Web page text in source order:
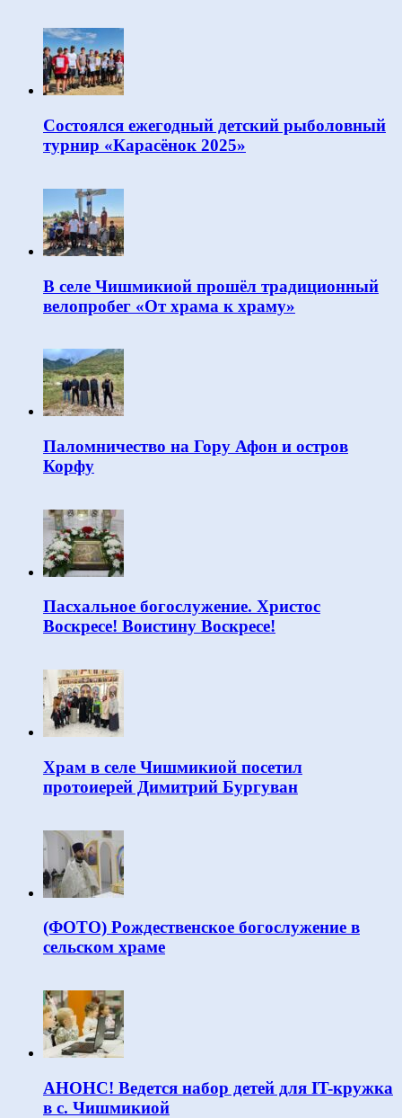
Состоялся ежегодный детский рыболовный
турнир «Карасёнок 2025»
В селе Чишмикиой прошёл традиционный
велопробег «От храма к храму»
Паломничество на Гору Афон и остров
Корфу
Пасхальное богослужение. Христос
Воскресе! Воистину Воскресе!
Храм в селе Чишмикиой посетил
протоиерей Димитрий Бургуван
(ФОТО) Рождественское богослужение в
сельском храме
АНОНС! Ведется набор детей для IT-кружка
в с. Чишмикиой